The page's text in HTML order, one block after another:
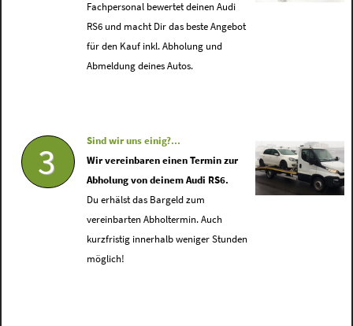
Fachpersonal bewertet deinen Audi
RS6 und macht Dir das beste Angebot
für den Kauf inkl. Abholung und
Abmeldung deines Autos.
3
Sind wir uns einig?...
Wir vereinbaren einen Termin zur
Abholung von deinem Audi RS6.
Du erhälst das Bargeld zum
vereinbarten Abholtermin. Auch
kurzfristig innerhalb weniger Stunden
möglich!